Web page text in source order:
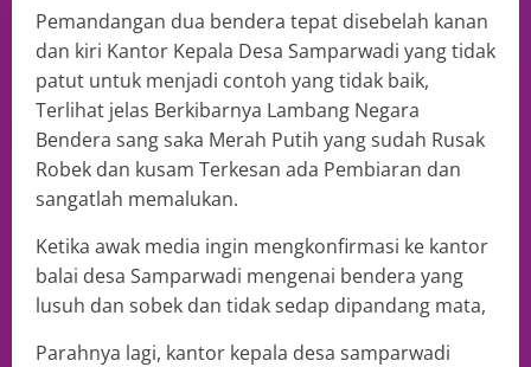
Pemandangan dua bendera tepat disebelah kanan
dan kiri Kantor Kepala Desa Samparwadi yang tidak
patut untuk menjadi contoh yang tidak baik,
Terlihat jelas Berkibarnya Lambang Negara
Bendera sang saka Merah Putih yang sudah Rusak
Robek dan kusam Terkesan ada Pembiaran dan
sangatlah memalukan.
Ketika awak media ingin mengkonfirmasi ke kantor
balai desa Samparwadi mengenai bendera yang
lusuh dan sobek dan tidak sedap dipandang mata,
Parahnya lagi, kantor kepala desa samparwadi